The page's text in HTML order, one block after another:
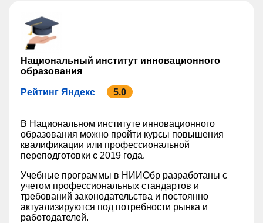
Национальный институт инновационного
образования
Рейтинг Яндекс 5.0
В Национальном институте инновационного
образования можно пройти курсы повышения
квалификации или профессиональной
переподготовки с 2019 года.
Учебные программы в НИИОбр разработаны с
учетом профессиональных стандартов и
требований законодательства и постоянно
актуализируются под потребности рынка и
работодателей.